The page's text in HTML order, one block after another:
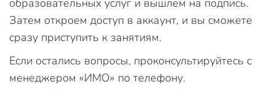
образовательных услуг и вышлем на подпись.
Затем откроем доступ в аккаунт, и вы сможете
сразу приступить к занятиям.
Если остались вопросы, проконсультируйтесь с
менеджером «ИМО» по телефону.